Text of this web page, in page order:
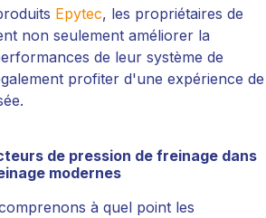
Epytec, les propriétaires de
non seulement améliorer la
de leur système de
profiter d'une expérience de
de pression de freinage dans
modernes
à quel point les